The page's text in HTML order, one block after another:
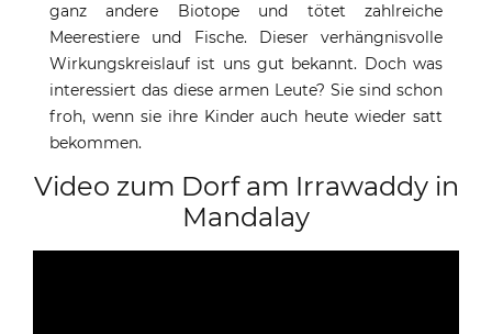
ganz andere Biotope und tötet zahlreiche
Meerestiere und Fische. Dieser verhängnisvolle
Wirkungskreislauf ist uns gut bekannt. Doch was
interessiert das diese armen Leute? Sie sind schon
froh, wenn sie ihre Kinder auch heute wieder satt
bekommen.
Video zum Dorf am Irrawaddy in
Mandalay